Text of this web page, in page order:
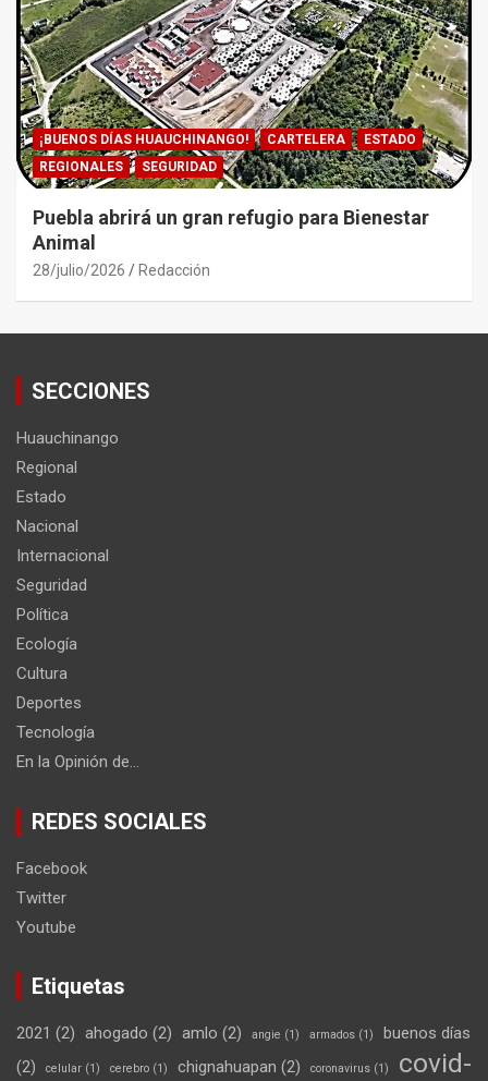
¡BUENOS DÍAS HUAUCHINANGO! CARTELERA
ESTADO
REGIONALES
SEGURIDAD
Puebla abrirá un gran refugio para Bienestar
Animal
28/julio/2026 Redacción
SECCIONES
Huauchinango
Regional
Estado
Nacional
Internacional
Seguridad
Política
Ecología
Cultura
Deportes
Tecnología
En la Opinión de…
REDES SOCIALES
Facebook
Twitter
Youtube
Etiquetas
2021 (2) ahogado (2) amlo (2) angie (1) armados (1)
buenos días
(2)
celular (1) cerebro (1) chignahuapan (2) coronavirus (1)
covid-